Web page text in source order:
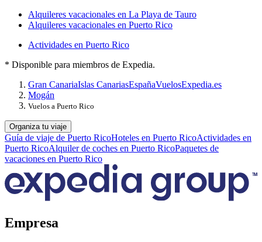
Alquileres vacacionales en La Playa de Tauro
Alquileres vacacionales en Puerto Rico
Actividades en Puerto Rico
* Disponible para miembros de Expedia.
Gran CanariaIslas CanariasEspañaVuelosExpedia.es
Mogán
Vuelos a Puerto Rico
Organiza tu viaje
Guía de viaje de Puerto RicoHoteles en Puerto RicoActividades en
Puerto RicoAlquiler de coches en Puerto RicoPaquetes de
vacaciones en Puerto Rico
Empresa